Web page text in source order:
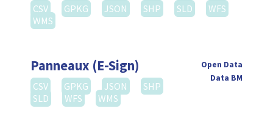
CSV
GPKG JSON SHP SLD
WFS
WMS
Panneaux (E-Sign)
Open Data
Data BM
CSV GPKG JSON
SHP
SLD
WFS WMS